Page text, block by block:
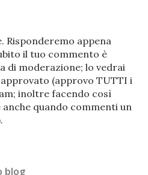
Risponderemo appena
il tuo commento è
di moderazione; lo vedrai
(approvo TUTTI i
inoltre facendo così
quando commenti un
blog